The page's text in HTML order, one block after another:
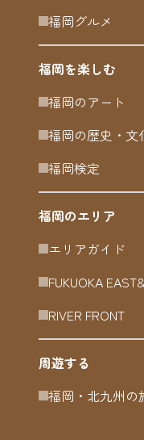
福岡グルメ
福岡を楽しむ
福岡のアート
福岡の歴史・文
福岡検定
福岡のエリア
エリアガイド
FUKUOKA
RIVER FRONT
周遊する
福岡・北九州の